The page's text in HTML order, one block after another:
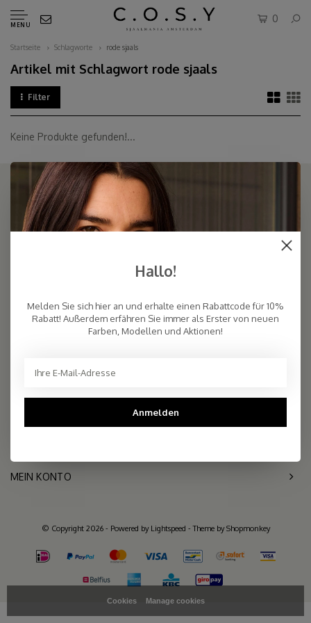
MENU
0
Startseite Schlagworte rode sjaals
Artikel mit Schlagwort rode sjaals
Filter
Keine Produkte gefunden!...
+31- (0)6 - 11 36 27 11
2.261 reviews
MEIN KONTO
© Copyright 2026 - Powered by Lightspeed - Theme byShopmonkey
Cookies Manage cookies
Hallo!
Melden Sie sich hier an und erhalte einen Rabattcode für 10%
Rabatt! Außerdem erfähren Sie immer als Erster von neuen
Farben, Modellen und Aktionen!
Anmelden